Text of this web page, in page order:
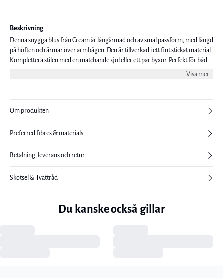
Beskrivning
Denna snygga blus från Cream är långärmad och av smal passform, med längd
på höften och ärmar över armbågen. Den är tillverkad i ett fint stickat material.
Komplettera stilen med en matchande kjol eller ett par byxor. Perfekt för både
Visa mer
Om produkten
Preferred fibres & materials
Betalning, leverans och retur
Skötsel & Tvättråd
Du kanske också gillar